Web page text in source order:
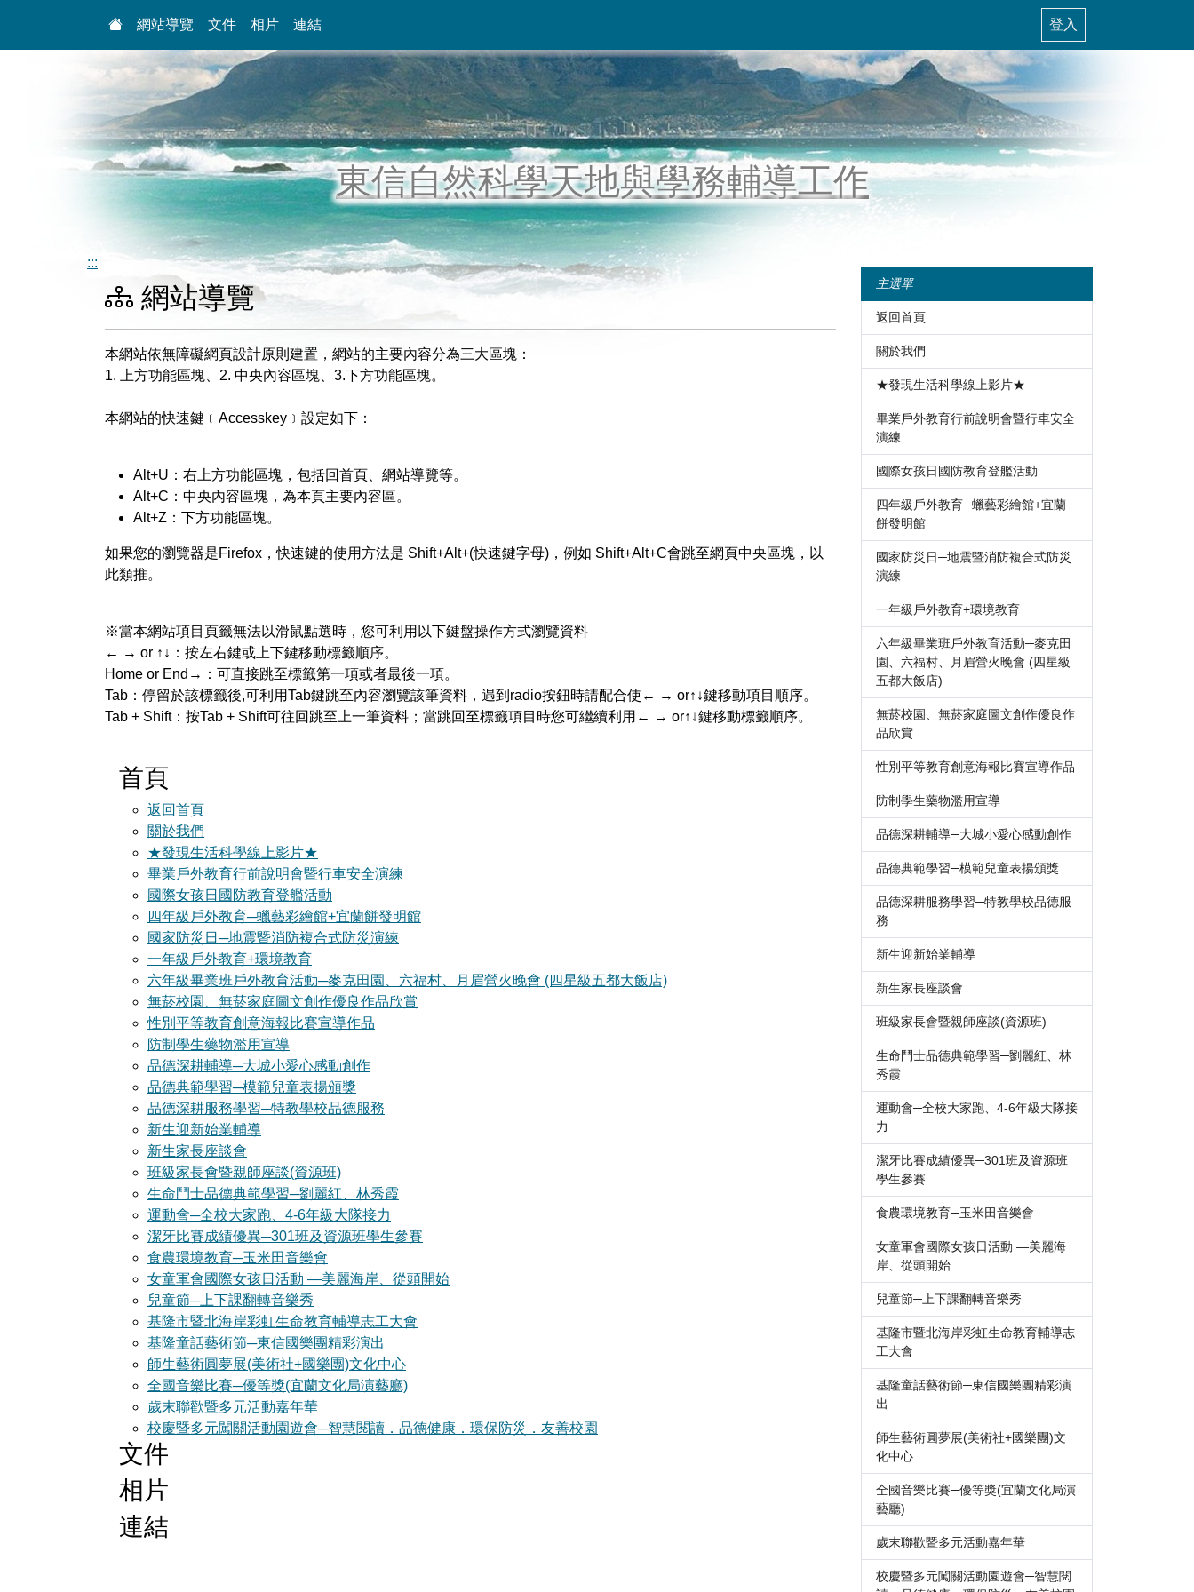
網站導覽
文件 相片 連結 登入
東信自然科學天地與學務輔導工作
:::
網站導覽
本網站依無障礙網頁設計原則建置，網站的主要內容分為三大區塊：
1. 上方功能區塊、2. 中央內容區塊、3.下方功能區塊。
本網站的快速鍵﹝Accesskey﹞設定如下：
Alt+U：右上方功能區塊，包括回首頁、網站導覽等。
Alt+C：中央內容區塊，為本頁主要內容區。
Alt+Z：下方功能區塊。
如果您的瀏覽器是Firefox，快速鍵的使用方法是 Shift+Alt+(快速鍵字母)，例如 Shift+Alt+C會跳至網頁中央區塊，以
此類推。
※當本網站項目頁籤無法以滑鼠點選時，您可利用以下鍵盤操作方式瀏覽資料
← → or ↑↓：按左右鍵或上下鍵移動標籤順序。
Home or End→：可直接跳至標籤第一項或者最後一項。
Tab：停留於該標籤後,可利用Tab鍵跳至內容瀏覽該筆資料，遇到radio按鈕時請配合使← → or↑↓鍵移動項目順序。
Tab + Shift：按Tab + Shift可往回跳至上一筆資料；當跳回至標籤項目時您可繼續利用← → or↑↓鍵移動標籤順序。
首頁
返回首頁
關於我們
★發現生活科學線上影片★
畢業戶外教育行前說明會暨行車安全演練
國際女孩日國防教育登艦活動
四年級戶外教育─蠟藝彩繪館+宜蘭餅發明館
國家防災日─地震暨消防複合式防災演練
一年級戶外教育+環境教育
六年級畢業班戶外教育活動─麥克田園、六福村、月眉營火晚會 (四星級五都大飯店)
無菸校園、無菸家庭圖文創作優良作品欣賞
性別平等教育創意海報比賽宣導作品
防制學生藥物濫用宣導
品德深耕輔導─大城小愛心感動創作
品德典範學習─模範兒童表揚頒獎
品德深耕服務學習─特教學校品德服務
新生迎新始業輔導
新生家長座談會
班級家長會暨親師座談(資源班)
生命鬥士品德典範學習─劉麗紅、林秀霞
運動會─全校大家跑、4-6年級大隊接力
潔牙比賽成績優異─301班及資源班學生參賽
食農環境教育─玉米田音樂會
女童軍會國際女孩日活動 —美麗海岸、從頭開始
兒童節─上下課翻轉音樂秀
基隆市暨北海岸彩虹生命教育輔導志工大會
基隆童話藝術節─東信國樂團精彩演出
師生藝術圓夢展(美術社+國樂團)文化中心
全國音樂比賽─優等獎(宜蘭文化局演藝廳)
歲末聯歡暨多元活動嘉年華
校慶暨多元闖關活動園遊會─智慧閱讀．品德健康．環保防災．友善校園
文件
相片
連結
主選單
返回首頁
關於我們
★發現生活科學線上影片★
畢業戶外教育行前說明會暨行車安全
演練
國際女孩日國防教育登艦活動
四年級戶外教育─蠟藝彩繪館+宜蘭
餅發明館
國家防災日─地震暨消防複合式防災
演練
一年級戶外教育+環境教育
六年級畢業班戶外教育活動─麥克田
園、六福村、月眉營火晚會 (四星級
五都大飯店)
無菸校園、無菸家庭圖文創作優良作
品欣賞
性別平等教育創意海報比賽宣導作品
防制學生藥物濫用宣導
品德深耕輔導─大城小愛心感動創作
品德典範學習─模範兒童表揚頒獎
品德深耕服務學習─特教學校品德服
務
新生迎新始業輔導
新生家長座談會
班級家長會暨親師座談(資源班)
生命鬥士品德典範學習─劉麗紅、林
秀霞
運動會─全校大家跑、4-6年級大隊接
力
潔牙比賽成績優異─301班及資源班
學生參賽
食農環境教育─玉米田音樂會
女童軍會國際女孩日活動 —美麗海
岸、從頭開始
兒童節─上下課翻轉音樂秀
基隆市暨北海岸彩虹生命教育輔導志
工大會
基隆童話藝術節─東信國樂團精彩演
出
師生藝術圓夢展(美術社+國樂團)文
化中心
全國音樂比賽─優等獎(宜蘭文化局演
藝廳)
歲末聯歡暨多元活動嘉年華
校慶暨多元闖關活動園遊會─智慧閱